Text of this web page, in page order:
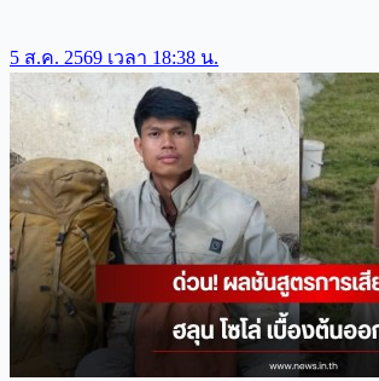
5 ส.ค. 2569 เวลา 18:38 น.